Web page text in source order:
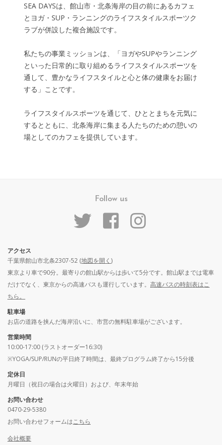
SEA DAYSは、館山市・北条海岸の目の前にあるカフェ
とヨガ・SUP・ランニングのライフスタイルスポーツク
ラブが併設した複合施設です。
私たちの事業ミッションは、「ヨガやSUPやランニング
といった日常的に取り組めるライフスタイルスポーツを
通して、豊かなライフスタイルと心と体の健康をお届け
する」ことです。
ライフスタイルスポーツを通じて、ひととまちを元気に
するとともに、北条海岸に集まる人たちのための憩いの
場としてのカフェを提供しています。
Follow us
アクセス
千葉県館山市北条2307-52 (地図を開く )
東京より車で90分。最寄りの館山駅からは歩いて5分です。館山駅までは電車
だけでなく、東京からの高速バスも運行しています。 高速バスの時刻表はこ
ちら。
駐車場
お店の道路を挟んだ海岸沿いに、市営の無料駐車場がございます。
営業時間
10:00-17:00 (ラストオーダー16:30)
※YOGA/SUP/RUNの平日終了時間は、最終プログラム終了から15分後
定休日
月曜日（祝日の場合は火曜日）および、年末年始
お問い合わせ
0470-29-5380
お問い合わせフォームはこちら
会社概要